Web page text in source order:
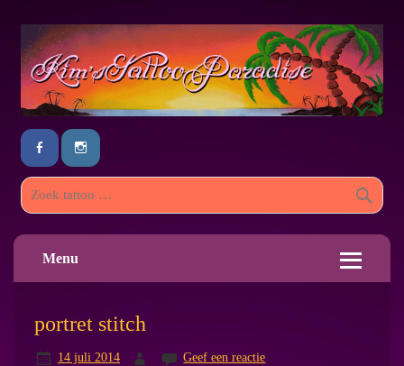
Menu
portret stitch
14 juli 2014 Geef een reactie